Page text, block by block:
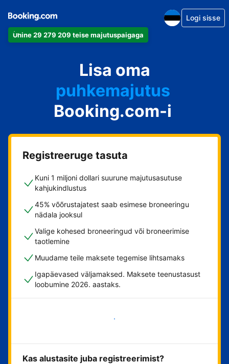
Ühine 29 279 209 teise majutuspaigaga
Logi sisse
Lisa oma
apartement
hotell
puhkemajutus
külalistemaja
hostel
Booking.com-i
Registreeruge tasuta
Kuni 1 miljoni dollari suurune majutusasutuse
kahjukindlustus
45% võõrustajatest saab esimese broneeringu
nädala jooksul
Valige kohesed broneeringud või broneerimise
taotlemine
Muudame teile maksete tegemise lihtsamaks
Igapäevased väljamaksed. Maksete teenustasust
loobumine 2026. aastaks.
Alusta kohe
Kas alustasite juba registreerimist?